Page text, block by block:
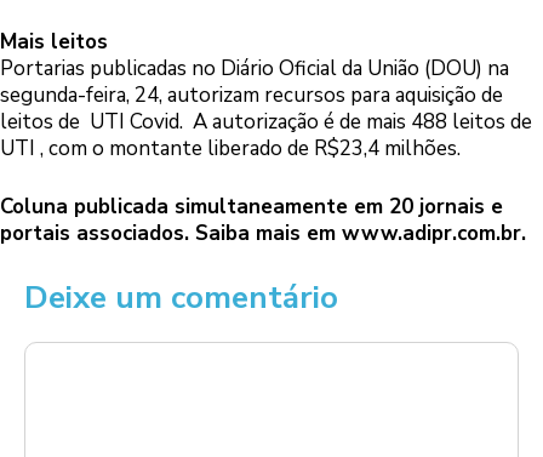
Mais leitos
Portarias publicadas no Diário Oficial da União (DOU) na
segunda-feira, 24, autorizam recursos para aquisição de
leitos de UTI Covid. A autorização é de mais 488 leitos de
UTI , com o montante liberado de R$23,4 milhões.
Coluna publicada simultaneamente em 20 jornais e
portais associados. Saiba mais em www.adipr.com.br.
Deixe um comentário
Comentário